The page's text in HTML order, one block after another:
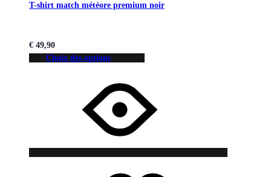
T-shirt match météore premium noir
€ 49,90
Choix des options